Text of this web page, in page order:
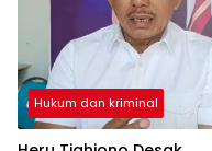
Hukum dan kriminal